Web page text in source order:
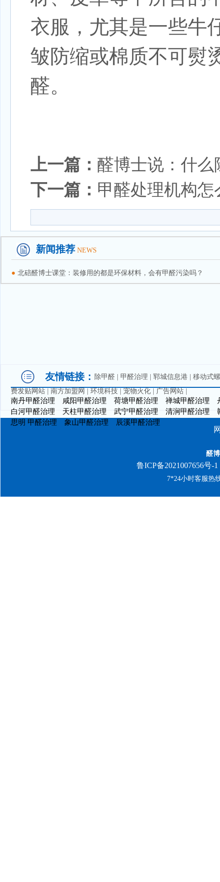
衣服，尤其是一些牛
皱防缩或棉质不可熨
醛。
上一篇： 醛博士说：什
下一篇： 甲醛处理机构
新闻推荐 NEWS
● 北碚醛博士课堂：装修用的都是环保材料，会有甲醛污染吗？
友情链接： 除甲醛 甲醛治理 郓城信息港
移动式
费发贴网站
南方加盟网 环境科技 宠物火化 广告网站
南丹甲醛治理 咸阳甲醛治理 荷塘甲醛治理 禅城甲醛治理
白河甲醛治理
天柱甲醛治理 武宁甲醛治理 清涧甲醛治理
思明 甲醛治理
象山甲醛治理 辰溪甲醛治理
醛
鲁ICP备2021007656号-1
7*24小时客服热